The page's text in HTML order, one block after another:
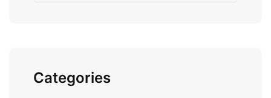
Categories